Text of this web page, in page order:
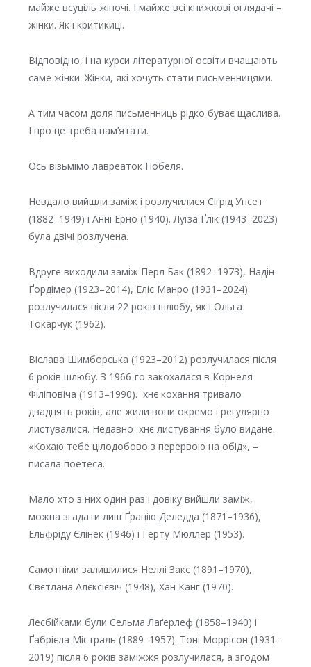
майже всуціль жіночі. І майже всі книжкові оглядачі –
жінки. Як і критикиці.
Відповідно, і на курси літературної освіти вчащають
саме жінки. Жінки, які хочуть стати письменницями.
А тим часом доля письменниць рідко буває щаслива.
І про це треба пам’ятати.
Ось візьмімо лавреаток Нобеля.
Невдало вийшли заміж і розлучилися Сіґрід Унсет
(1882–1949) і Анні Ерно (1940). Луїза Ґлік (1943–2023)
була двічі розлучена.
Вдруге виходили заміж Перл Бак (1892–1973), Надін
Ґордімер (1923–2014), Еліс Манро (1931–2024)
розлучилася після 22 років шлюбу, як і Ольга
Токарчук (1962).
Віслава Шимборська (1923–2012) розлучилася після
6 років шлюбу. З 1966-го закохалася в Корнеля
Філіповіча (1913–1990). Їхнє кохання тривало
двадцять років, але жили вони окремо і регулярно
листувалися. Недавно їхнє листування було видане.
«Кохаю тебе цілодобово з перервою на обід», –
писала поетеса.
Мало хто з них один раз і довіку вийшли заміж,
можна згадати лиш Ґрацію Деледда (1871–1936),
Ельфріду Єлінек (1946) і Герту Мюллер (1953).
Самотніми залишилися Неллі Закс (1891–1970),
Свєтлана Алєксієвіч (1948), Хан Канг (1970).
Лесбійками були Сельма Лаґерлеф (1858–1940) і
Ґабрієла Містраль (1889–1957). Тоні Моррісон (1931–
2019) після 6 років заміжжя розлучилася, а згодом